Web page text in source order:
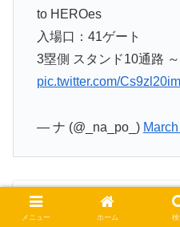
to HEROes
入場口：41ゲート
3塁側 スタンド10通路 ～
pic.twitter.com/
— ナ (@_na_po_)
メニュー ホーム